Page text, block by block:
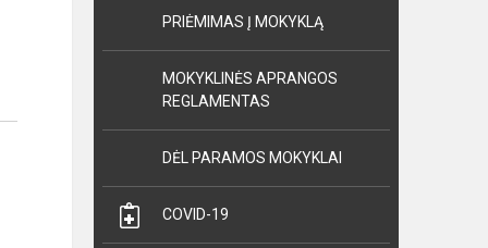
PRIĖMIMAS Į MOKYKLĄ
MOKYKLINĖS APRANGOS
REGLAMENTAS
DĖL PARAMOS MOKYKLAI
COVID-19